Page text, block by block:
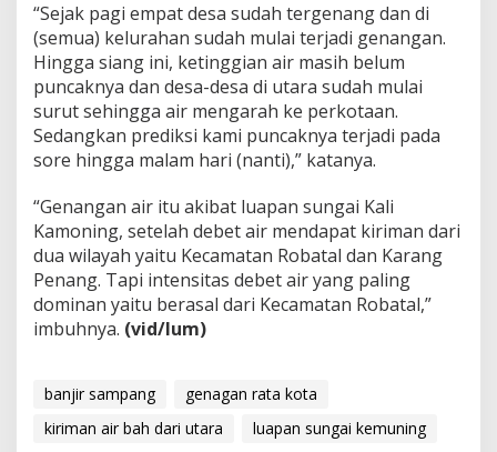
“Sejak pagi empat desa sudah tergenang dan di
(semua) kelurahan sudah mulai terjadi genangan.
Hingga siang ini, ketinggian air masih belum
puncaknya dan desa-desa di utara sudah mulai
surut sehingga air mengarah ke perkotaan.
Sedangkan prediksi kami puncaknya terjadi pada
sore hingga malam hari (nanti),” katanya.
“Genangan air itu akibat luapan sungai Kali
Kamoning, setelah debet air mendapat kiriman dari
dua wilayah yaitu Kecamatan Robatal dan Karang
Penang. Tapi intensitas debet air yang paling
dominan yaitu berasal dari Kecamatan Robatal,”
imbuhnya. (vid/lum)
banjir sampang
genagan rata kota
kiriman air bah dari utara
luapan sungai kemuning